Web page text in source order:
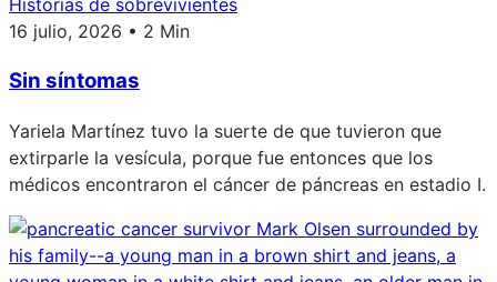
Historias de sobrevivientes
16 julio, 2026 • 2 Min
Sin síntomas
Yariela Martínez tuvo la suerte de que tuvieron que
extirparle la vesícula, porque fue entonces que los
médicos encontraron el cáncer de páncreas en estadio I.